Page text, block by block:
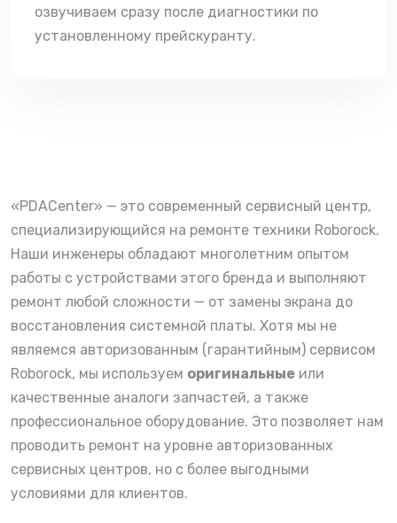
озвучиваем сразу после диагностики по
установленному прейскуранту.
«PDACenter» — это современный сервисный центр,
специализирующийся на ремонте техники Roborock.
Наши инженеры обладают многолетним опытом
работы с устройствами этого бренда и выполняют
ремонт любой сложности — от замены экрана до
восстановления системной платы. Хотя мы не
являемся авторизованным (гарантийным) сервисом
Roborock, мы используем оригинальные или
качественные аналоги запчастей, а также
профессиональное оборудование. Это позволяет нам
проводить ремонт на уровне авторизованных
сервисных центров, но с более выгодными
условиями для клиентов.